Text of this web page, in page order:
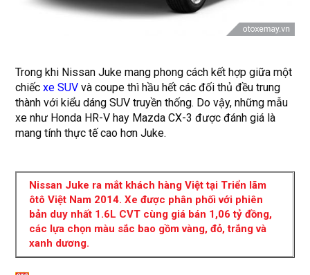
Trong khi Nissan Juke mang phong cách kết hợp giữa một
chiếcxe SUV và coupe thì hầu hết các đối thủ đều trung
thành với kiểu dáng SUV truyền thống. Do vậy, những mẫu
xe như Honda HR-V hay Mazda CX-3 được đánh giá là
mang tính thực tế cao hơn Juke.
Nissan Juke ra mắt khách hàng Việt tại Triển lãm
ôtô Việt Nam 2014. Xe được phân phối với phiên
bản duy nhất 1.6L CVT cùng giá bán 1,06 tỷ đồng,
các lựa chọn màu sắc bao gồm vàng, đỏ, trắng và
xanh dương.